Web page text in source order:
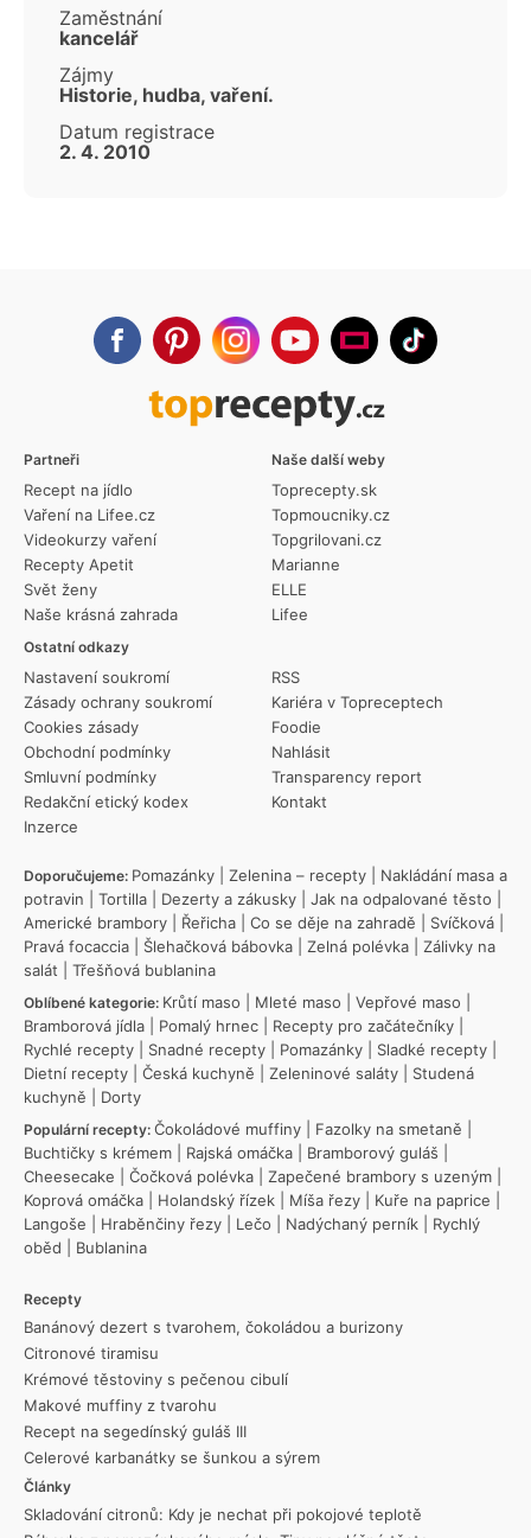
Zaměstnání
kancelář
Zájmy
Historie, hudba, vaření.
Datum registrace
2. 4. 2010
Partneři
Recept na jídlo
Vaření na Lifee.cz
Videokurzy vaření
Recepty Apetit
Svět ženy
Naše krásná zahrada
Ostatní odkazy
Nastavení soukromí
Zásady ochrany soukromí
Cookies zásady
Obchodní podmínky
Smluvní podmínky
Redakční etický kodex
Inzerce
RSS
Kariéra v Topreceptech
Foodie
Nahlásit
Transparency report
Kontakt
Naše další weby
Toprecepty.sk
Topmoucniky.cz
Topgrilovani.cz
Marianne
ELLE
Lifee
Doporučujeme: Pomazánky Zelenina – recepty
Nakládání masa a
potravin
Tortilla Dezerty a zákusky Jak na odpalované těsto
Americké brambory
Řeřicha Co se děje na zahradě Svíčková
Pravá focaccia
Šlehačková bábovka Zelná polévka
Zálivky na
salát
Třešňová bublanina
Oblíbené kategorie: Krůtí maso Mleté maso Vepřové maso
Bramborová jídla
Pomalý hrnec Recepty pro začátečníky
Rychlé recepty
Snadné recepty Pomazánky Sladké recepty
Dietní recepty
Česká kuchyně Zeleninové saláty
Studená
kuchyně
Dorty
Populární recepty: Čokoládové muffiny Fazolky na smetaně
Buchtičky s krémem
Rajská omáčka Bramborový guláš
Cheesecake
Čočková polévka Zapečené brambory s uzeným
Koprová omáčka
Holandský řízek Míša řezy Kuře na paprice
Langoše
Hraběnčiny řezy Lečo Nadýchaný perník
Rychlý
oběd
Bublanina
Recepty
Banánový dezert s tvarohem, čokoládou a burizony
Citronové tiramisu
Krémové těstoviny s pečenou cibulí
Makové muffiny z tvarohu
Recept na segedínský guláš III
Celerové karbanátky se šunkou a sýrem
Články
Skladování citronů: Kdy je nechat při pokojové teplotě